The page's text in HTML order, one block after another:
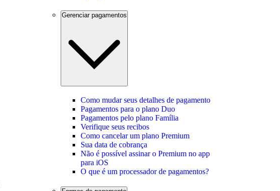
Gerenciar pagamentos
Como mudar seus detalhes de pagamento
Pagamentos para o plano Duo
Pagamentos pelo plano Família
Verifique seus recibos
Como cancelar um plano Premium
Sua data de cobrança
Não é possível assinar o Premium no app
para iOS
O que é um processador de pagamentos?